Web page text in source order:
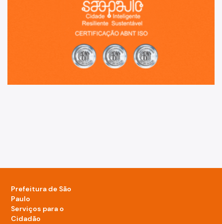
Prefeitura de São
Paulo
Serviços para o
Cidadão